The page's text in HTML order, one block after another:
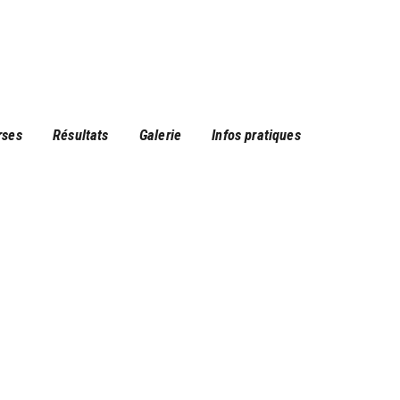
Résultats Galerie Infos pratiques